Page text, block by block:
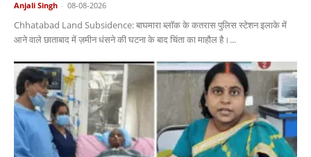
Anjali Singh - 08-08-2026
Chhatabad Land Subsidence: बाघमारा ब्लॉक के कतरास पुलिस स्टेशन इलाके में
आने वाले छाताबाद में ज़मीन धंसने की घटना के बाद चिंता का माहौल है।...